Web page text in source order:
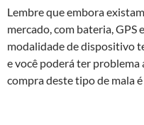
Lembre que embora
mercado, com bateria, GPS
modalidade de dispositivo
e você poderá ter problema
compra deste tipo de mala